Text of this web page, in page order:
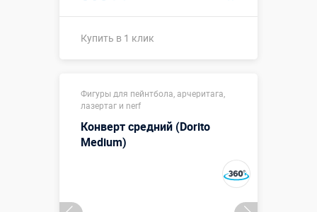
Купить в 1 клик
Фигуры для пейнтбола, арчеритага,
лазертаг и nerf
Конверт средний (Dorito
Medium)